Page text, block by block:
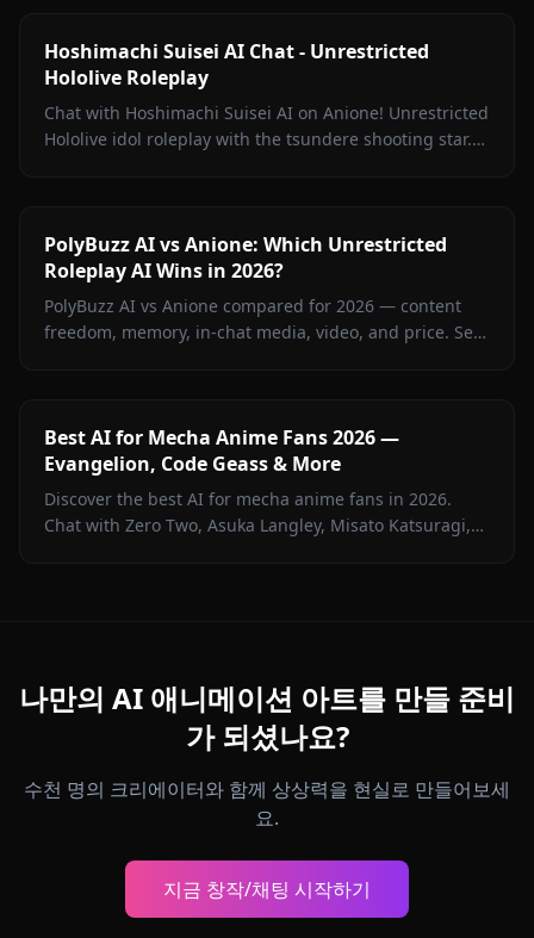
Hoshimachi Suisei AI Chat - Unrestricted
Hololive Roleplay
Chat with Hoshimachi Suisei AI on Anione! Unrestricted
Hololive idol roleplay with the tsundere shooting star.
PolyBuzz AI vs Anione: Which Unrestricted
Roleplay AI Wins in 2026?
PolyBuzz AI vs Anione compared for 2026 — content
freedom, memory, in-chat media, video, and price. See
Best AI for Mecha Anime Fans 2026 —
Evangelion, Code Geass & More
Discover the best AI for mecha anime fans in 2026.
Chat with Zero Two, Asuka Langley, Misato Katsuragi,
나만의 AI 애니메이션 아트를 만들 준비
가 되셨나요?
수천 명의 크리에이터와 함께 상상력을 현실로 만들어보세
요.
지금 창작/채팅 시작하기